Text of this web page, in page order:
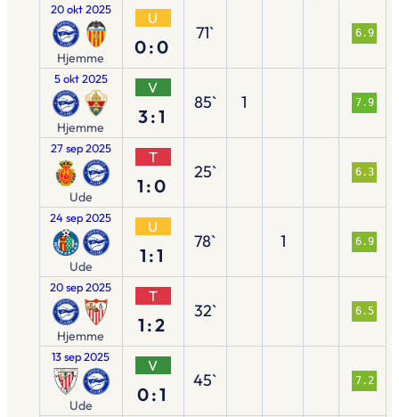
20 okt 2025
Hjemme
U
0:0
71` 6.9
5 okt 2025
Hjemme
V
3:1
85` 1 7.9
27 sep 2025
Ude
T
1:0
25` 6.3
24 sep 2025
Ude
U
1:1
78` 1 6.9
20 sep 2025
Hjemme
T
1:2
32` 6.5
13 sep 2025
Ude
V
0:1
45` 7.2